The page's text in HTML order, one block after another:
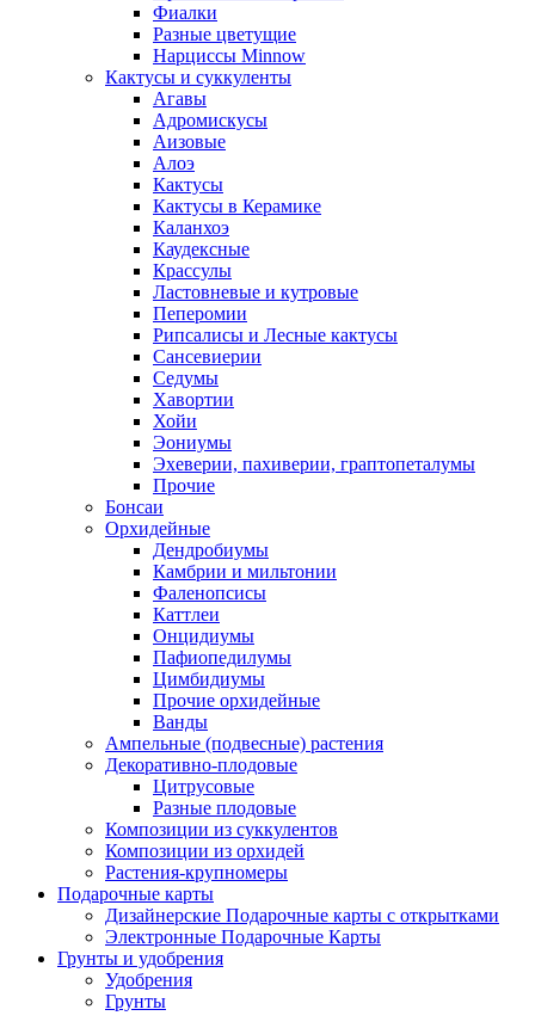
Фиалки
Разные цветущие
Нарциссы Minnow
Кактусы и суккуленты
Агавы
Адромискусы
Аизовые
Алоэ
Кактусы
Кактусы в Керамике
Каланхоэ
Каудексные
Крассулы
Ластовневые и кутровые
Пеперомии
Рипсалисы и Лесные кактусы
Сансевиерии
Седумы
Хавортии
Хойи
Эониумы
Эхеверии, пахиверии, граптопеталумы
Прочие
Бонсаи
Орхидейные
Дендробиумы
Камбрии и мильтонии
Фаленопсисы
Каттлеи
Онцидиумы
Пафиопедилумы
Цимбидиумы
Прочие орхидейные
Ванды
Ампельные (подвесные) растения
Декоративно-плодовые
Цитрусовые
Разные плодовые
Композиции из суккулентов
Композиции из орхидей
Растения-крупномеры
Подарочные карты
Дизайнерские Подарочные карты с открытками
Электронные Подарочные Карты
Грунты и удобрения
Удобрения
Грунты